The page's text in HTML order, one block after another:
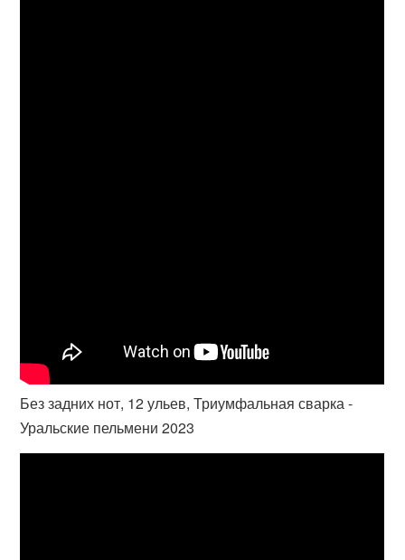
Без задних нот, 12 ульев, Триумфальная сварка -
Уральские пельмени 2023